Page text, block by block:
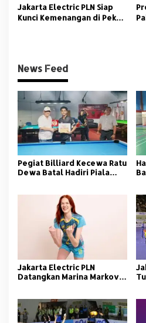
Jakarta Electric PLN Siap
Kunci Kemenangan di Pekan
News Feed
Pegiat Billiard Kecewa Ratu
Dewa Batal Hadiri Piala
Jakarta Electric PLN
Datangkan Marina Markova,